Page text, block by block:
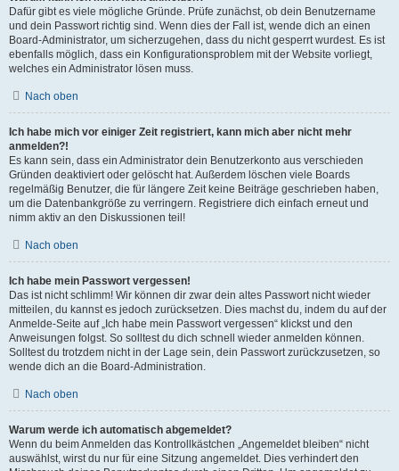
Dafür gibt es viele mögliche Gründe. Prüfe zunächst, ob dein Benutzername
und dein Passwort richtig sind. Wenn dies der Fall ist, wende dich an einen
Board-Administrator, um sicherzugehen, dass du nicht gesperrt wurdest. Es ist
ebenfalls möglich, dass ein Konfigurationsproblem mit der Website vorliegt,
welches ein Administrator lösen muss.
Nach oben
Ich habe mich vor einiger Zeit registriert, kann mich aber nicht mehr
anmelden?!
Es kann sein, dass ein Administrator dein Benutzerkonto aus verschieden
Gründen deaktiviert oder gelöscht hat. Außerdem löschen viele Boards
regelmäßig Benutzer, die für längere Zeit keine Beiträge geschrieben haben,
um die Datenbankgröße zu verringern. Registriere dich einfach erneut und
nimm aktiv an den Diskussionen teil!
Nach oben
Ich habe mein Passwort vergessen!
Das ist nicht schlimm! Wir können dir zwar dein altes Passwort nicht wieder
mitteilen, du kannst es jedoch zurücksetzen. Dies machst du, indem du auf der
Anmelde-Seite auf „Ich habe mein Passwort vergessen“ klickst und den
Anweisungen folgst. So solltest du dich schnell wieder anmelden können.
Solltest du trotzdem nicht in der Lage sein, dein Passwort zurückzusetzen, so
wende dich an die Board-Administration.
Nach oben
Warum werde ich automatisch abgemeldet?
Wenn du beim Anmelden das Kontrollkästchen „Angemeldet bleiben“ nicht
auswählst, wirst du nur für eine Sitzung angemeldet. Dies verhindert den